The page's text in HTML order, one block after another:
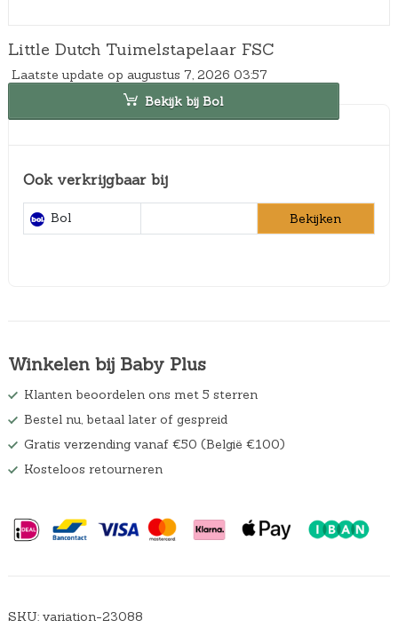
Little Dutch Tuimelstapelaar FSC
Laatste update op augustus 7, 2026 03:57
Bekijk bij Bol
Ook verkrijgbaar bij
Bol Bekijken
Winkelen bij Baby Plus
Klanten beoordelen ons met 5 sterren
Bestel nu, betaal later of gespreid
Gratis verzending vanaf €50 (België €100)
Kosteloos retourneren
SKU: variation-23088